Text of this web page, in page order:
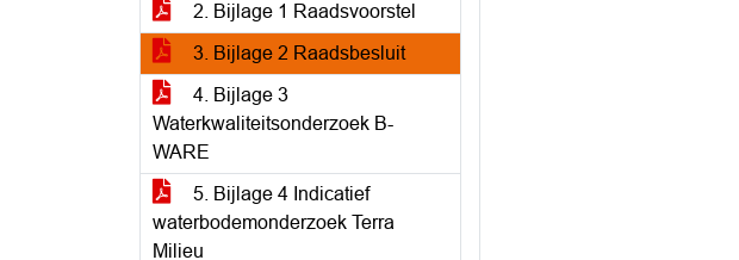
2. Bijlage 1 Raadsvoorstel
3. Bijlage 2 Raadsbesluit
4. Bijlage 3
Waterkwaliteitsonderzoek B-
WARE
5. Bijlage 4 Indicatief
waterbodemonderzoek Terra
Milieu